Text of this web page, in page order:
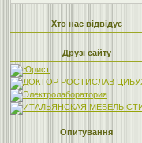
Хто нас відвідує
Друзі сайту
Опитування